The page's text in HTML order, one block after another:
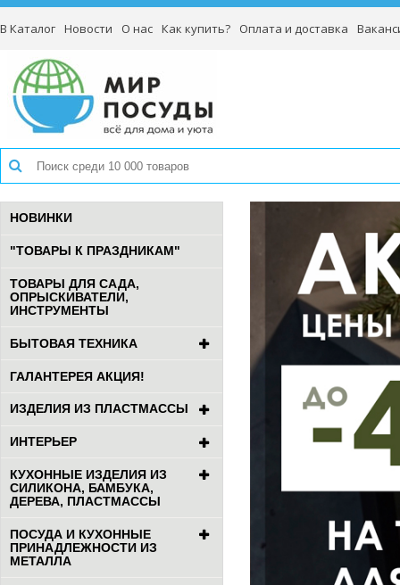
В Каталог Новости О нас Как купить? Оплата и доставка
НОВИНКИ
"ТОВАРЫ К ПРАЗДНИКАМ"
ТОВАРЫ ДЛЯ САДА,
ОПРЫСКИВАТЕЛИ,
ИНСТРУМЕНТЫ
БЫТОВАЯ ТЕХНИКА
ГАЛАНТЕРЕЯ АКЦИЯ!
ИЗДЕЛИЯ ИЗ ПЛАСТМАССЫ
ИНТЕРЬЕР
КУХОННЫЕ ИЗДЕЛИЯ ИЗ
СИЛИКОНА, БАМБУКА,
ДЕРЕВА, ПЛАСТМАССЫ
ПОСУДА И КУХОННЫЕ
ПРИНАДЛЕЖНОСТИ ИЗ
МЕТАЛЛА